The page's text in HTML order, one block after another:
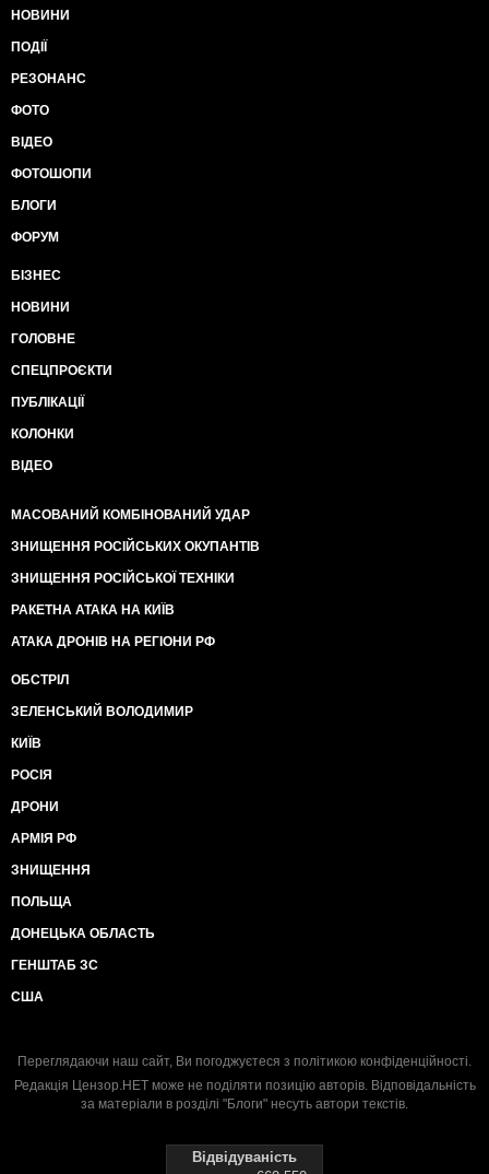
НОВИНИ
ПОДІЇ
РЕЗОНАНС
ФОТО
ВІДЕО
ФОТОШОПИ
БЛОГИ
ФОРУМ
БІЗНЕС
НОВИНИ
ГОЛОВНЕ
СПЕЦПРОЄКТИ
ПУБЛІКАЦІЇ
КОЛОНКИ
ВІДЕО
МАСОВАНИЙ КОМБІНОВАНИЙ УДАР
ЗНИЩЕННЯ РОСІЙСЬКИХ ОКУПАНТІВ
ЗНИЩЕННЯ РОСІЙСЬКОЇ ТЕХНІКИ
РАКЕТНА АТАКА НА КИЇВ
АТАКА ДРОНІВ НА РЕГІОНИ РФ
ОБСТРІЛ
ЗЕЛЕНСЬКИЙ ВОЛОДИМИР
КИЇВ
РОСІЯ
ДРОНИ
АРМІЯ РФ
ЗНИЩЕННЯ
ПОЛЬЩА
ДОНЕЦЬКА ОБЛАСТЬ
ГЕНШТАБ ЗС
США
Переглядаючи наш сайт, Ви погоджуєтеся з політикою конфіденційності.
Редакція Цензор.НЕТ може не поділяти позицію авторів. Відповідальність
за матеріали в розділі "Блоги" несуть автори текстів.
Відвідуваність